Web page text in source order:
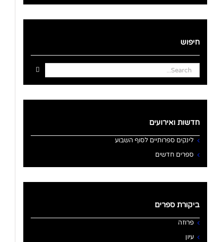
חיפוש
Search
for:
חדשות ואירועים
לינקים ספרותיים לסוף השבוע
ספרים חדשים
ביקורת ספרים
פרוזה
עיון